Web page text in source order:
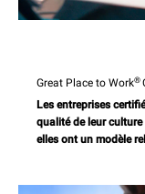
Great Place to Work®
Les entreprises
qualité de leur
elles ont un modèle